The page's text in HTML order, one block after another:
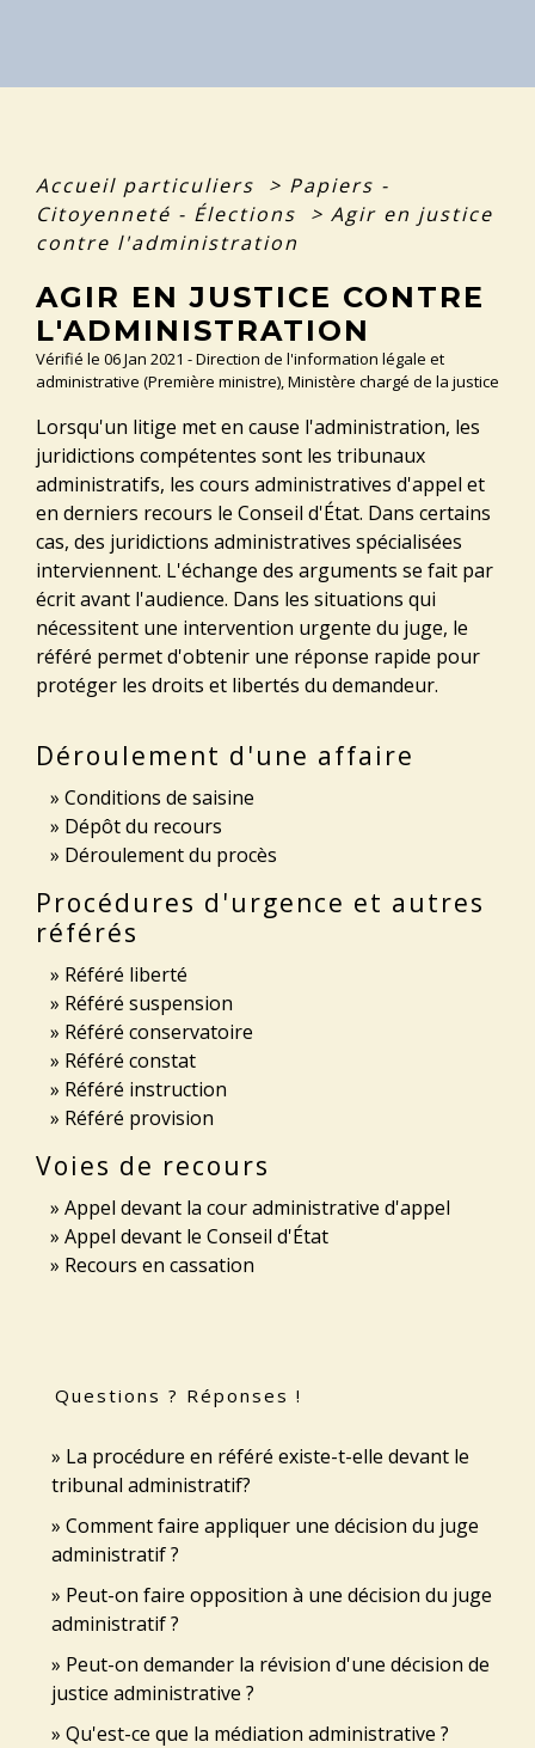
Accueil particuliers > Papiers -
Citoyenneté - Élections
> Agir en justice
contre l'administration
AGIR EN JUSTICE CONTRE
L'ADMINISTRATION
Vérifié le 06 Jan 2021 - Direction de l'information légale et
administrative (Première ministre), Ministère chargé de la justice
Lorsqu'un litige met en cause l'administration, les
juridictions compétentes sont les tribunaux
administratifs, les cours administratives d'appel et
en derniers recours le Conseil d'État. Dans certains
cas, des juridictions administratives spécialisées
interviennent. L'échange des arguments se fait par
écrit avant l'audience. Dans les situations qui
nécessitent une intervention urgente du juge, le
référé permet d'obtenir une réponse rapide pour
protéger les droits et libertés du demandeur.
Déroulement d'une affaire
Conditions de saisine
Dépôt du recours
Déroulement du procès
Procédures d'urgence et autres
référés
Référé liberté
Référé suspension
Référé conservatoire
Référé constat
Référé instruction
Référé provision
Voies de recours
Appel devant la cour administrative d'appel
Appel devant le Conseil d'État
Recours en cassation
Questions ? Réponses !
La procédure en référé existe-t-elle devant le
tribunal administratif?
Comment faire appliquer une décision du juge
administratif ?
Peut-on faire opposition à une décision du juge
administratif ?
Peut-on demander la révision d'une décision de
justice administrative ?
Qu'est-ce que la médiation administrative ?